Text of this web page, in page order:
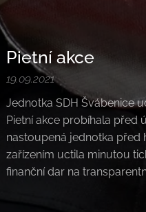
Pietní akce
19.09.2021
Jednotka SDH Švábenice
Pietní akce probíhala před
nastoupená jednotka
zařízením uctila minutou
finanční dar na